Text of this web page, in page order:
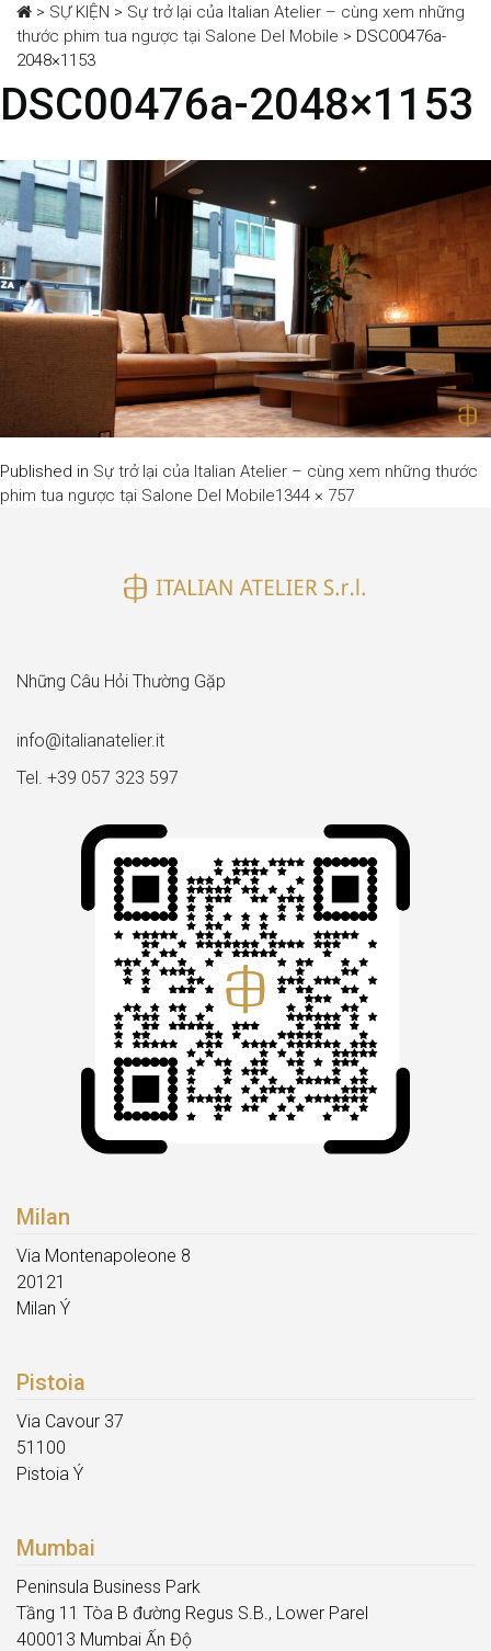
> SỰ KIỆN > Sự trở lại của Italian Atelier – cùng xem những
thước phim tua ngược tại Salone Del Mobile > DSC00476a-
2048×1153
DSC00476a-2048×1153
Published in Sự trở lại của Italian Atelier – cùng xem những thước
phim tua ngược tại Salone Del MobileFull
1344 × 757
Những Câu Hỏi Thường Gặp
info@italianatelier.it
Tel. +39 057 323 597
Milan
Via Montenapoleone 8
20121
Milan Ý
Pistoia
Via Cavour 37
51100
Pistoia Ý
Mumbai
Peninsula Business Park
Tầng 11 Tòa B đường Regus S.B., Lower Parel
400013 Mumbai Ấn Độ